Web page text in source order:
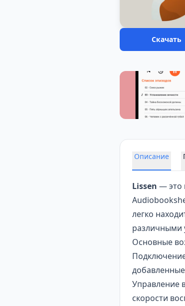
Скачать
Описание
Lissen — это
легко
различными
Основные
Управление
скорости